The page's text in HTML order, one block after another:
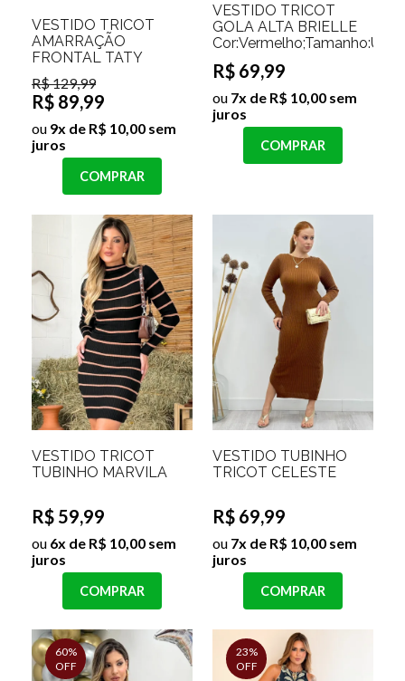
VESTIDO TRICOT
AMARRAÇÃO
FRONTAL TATY
R$ 129,99
R$ 89,99
ou 9x de R$ 10,00 sem
juros
COMPRAR
VESTIDO TRICOT
GOLA ALTA BRIELLE
R$ 69,99
ou 7x de R$ 10,00 sem
juros
COMPRAR
VESTIDO TRICOT
TUBINHO MARVILA
R$ 59,99
ou 6x de R$ 10,00 sem
juros
COMPRAR
VESTIDO TUBINHO
TRICOT CELESTE
R$ 69,99
ou 7x de R$ 10,00 sem
juros
COMPRAR
60%
OFF
23%
OFF